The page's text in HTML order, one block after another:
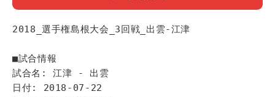
2018_選手権島根大会_3回戦_出雲-江津
■試合情報
試合名: 江津 - 出雲
日付: 2018-07-22